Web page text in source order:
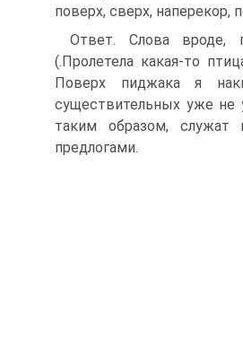
поверх, сверх, наперекор,
Ответ. Слова вроде,
(.Пролетела какая-то
Поверх пиджака я
существительных уже не
таким образом, служат
предлогами.